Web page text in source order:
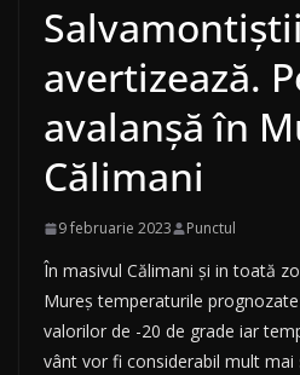
Salvamontiștii
avertizează.
avalanșă în
Călimani
9 februarie 2023 Punctul
În masivul Călimani ṣi in toată
Mureṣ temperaturile
valorilor de -20 de grade iar
vânt vor fi considerabil mult mai